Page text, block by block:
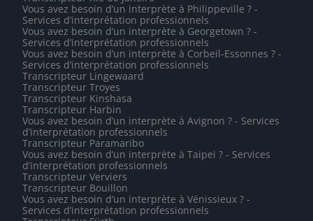
Vous avez besoin d’un interprète à Philippeville ? -
Services d’interprétation professionnels
Vous avez besoin d’un interprète à Georgetown ? -
Services d’interprétation professionnels
Vous avez besoin d’un interprète à Corbeil-Essonnes ? -
Services d’interprétation professionnels
Transcripteur Lingewaard
Transcripteur Troyes
Transcripteur Kinshasa
Transcripteur Harbin
Vous avez besoin d’un interprète à Avignon ? - Services
d’interprétation professionnels
Transcripteur Paramaribo
Vous avez besoin d’un interprète à Taipei ? - Services
d’interprétation professionnels
Transcripteur Verviers
Transcripteur Bouillon
Vous avez besoin d’un interprète à Vénissieux ? -
Services d’interprétation professionnels